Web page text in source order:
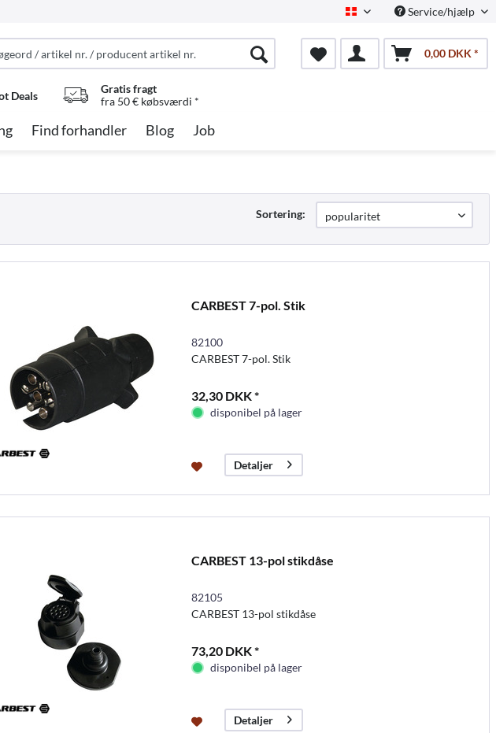
Dansk Service/hjælp
0,00 DKK *
Deals
Gratis fragt
fra 50 € købsværdi *
Find forhandler Blog Job
Sortering:
CARBEST 7-pol. Stik
82100
CARBEST 7-pol. Stik
32,30 DKK *
disponibel på lager
Detaljer
CARBEST 13-pol stikdåse
82105
CARBEST 13-pol stikdåse
73,20 DKK *
disponibel på lager
Detaljer